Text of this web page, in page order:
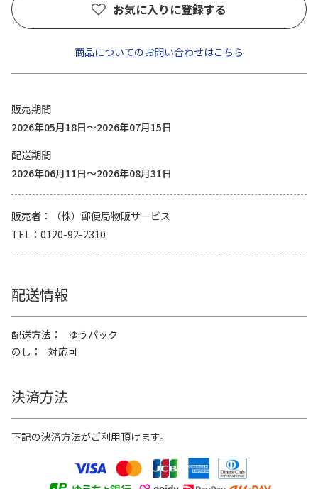
お気に入りに登録する
商品についてのお問い合わせはこちら
販売期間
2026年05月18日～2026年07月15日
配送期間
2026年06月11日～2026年08月31日
販売者
（株）郵便局物販サービス
TEL
0120-92-2310
配送情報
配送方法
ゆうパック
のし
対応可
決済方法
下記の決済方法がご利用頂けます。